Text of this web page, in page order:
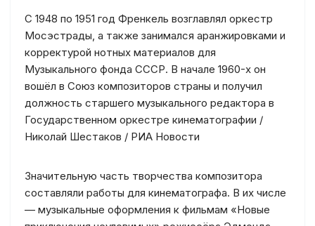
С 1948 по 1951 год Френкель возглавлял оркестр
Мосэстрады, а также занимался аранжировками и
корректурой нотных материалов для
Музыкального фонда СССР. В начале 1960-х он
вошёл в Союз композиторов страны и получил
должность старшего музыкального редактора в
Государственном оркестре кинематографии /
Николай Шестаков / РИА Новости
Значительную часть творчества композитора
составляли работы для кинематографа. В их числе
— музыкальные оформления к фильмам «Новые